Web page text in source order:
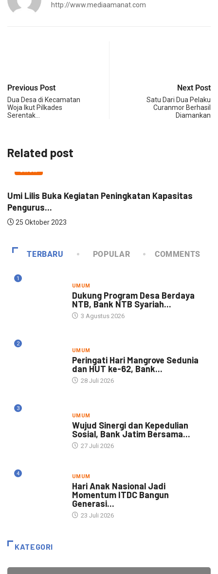
http://www.mediaamanat.com
Previous Post
Dua Desa di Kecamatan
Woja Ikut Pilkades
Serentak…
Next Post
Satu Dari Dua Pelaku
Curanmor Berhasil
Diamankan
Related post
UMUM
Umi Lilis Buka Kegiatan Peningkatan Kapasitas
Pengurus...
25 Oktober 2023
TERBARU POPULAR COMMENTS
1
UMUM
Dukung Program Desa Berdaya
NTB, Bank NTB Syariah...
3 Agustus 2026
2
UMUM
Peringati Hari Mangrove Sedunia
dan HUT ke-62, Bank...
28 Juli 2026
3
UMUM
Wujud Sinergi dan Kepedulian
Sosial, Bank Jatim Bersama...
27 Juli 2026
4 UMUM
Hari Anak Nasional Jadi
Momentum ITDC Bangun
Generasi...
23 Juli 2026
KATEGORI